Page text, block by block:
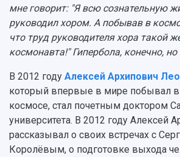
мне говорит: "Я всю сознательную
руководил хором. А побывав в
что труд руководителя хора такой
космонавта!" Гипербола, конечно, но
В 2012 году Алексей Архипович
который впервые в мире побывал
космосе, стал почетным доктором
университета. В 2012 году Алексей
рассказывал о своих встречах с
Королёвым, о подготовке выхода